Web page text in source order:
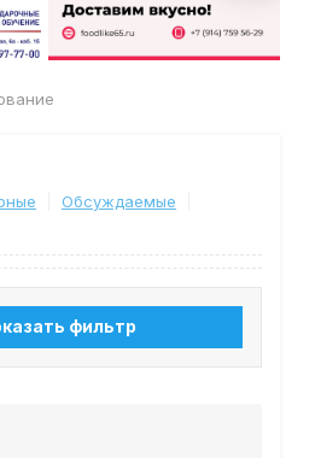
Обсуждаемые
фильтр